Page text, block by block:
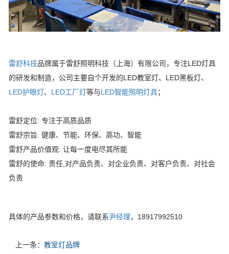
雷舒科技品牌属于雷舒照明科技（上海）有限公司，专注LED灯具
的研发和制造，公司主要自个开发的LED教室灯、LED黑板灯、
LED护眼灯、 LED工厂灯等与LED智能照明灯具；
雷舒定位: 专注于高质品质
雷舒宗旨: 健康、节能、环保、高功、智能
雷舒产品价值观: 让每一度电尽其所能
雷舒的使命: 责任,对产品负责、对企业负责、对客户负责、对社会
负责
具体的产品参数和价格，请联系尹经理，18917992510
上一条： 教室灯品牌